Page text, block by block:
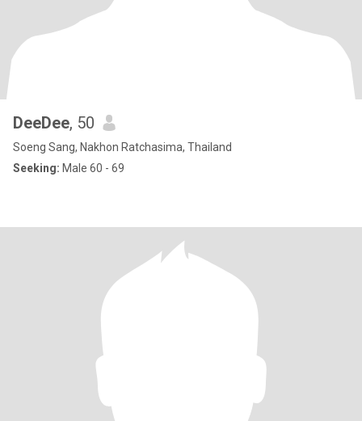
DeeDee, 50
Soeng Sang, Nakhon Ratchasima, Thailand
Seeking: Male 60 - 69